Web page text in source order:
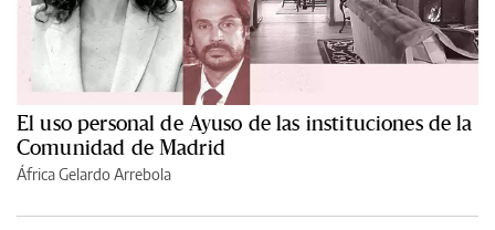
El uso personal de Ayuso de las instituciones de la
Comunidad de Madrid
África Gelardo Arrebola